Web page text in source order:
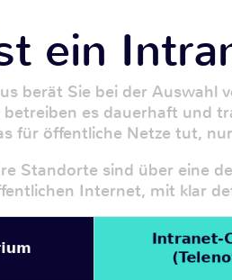
ein
berät Sie bei der Auswahl
betreiben es dauerhaft und
für öffentliche Netze tut,
Standorte sind über eine
Internet, mit klar